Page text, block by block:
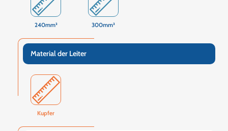
240mm² 300mm²
Material der Leiter
Kupfer